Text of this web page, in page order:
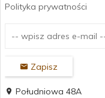
Polityka prywatności
Zapisz
Południowa 48A